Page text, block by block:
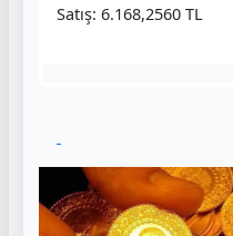
Satış: 6.168,2560 TL